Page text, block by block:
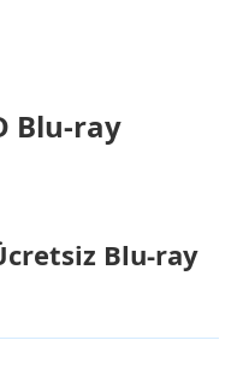
Blu-ray
Blu-ray